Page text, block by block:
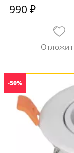
990 ₽
-50%